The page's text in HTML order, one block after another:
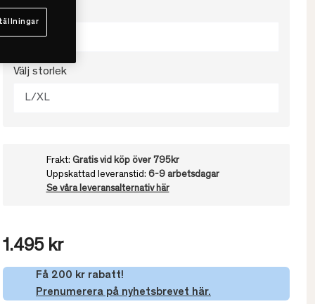
Välj färg
White
Välj storlek
L/XL
Frakt: Gratis vid köp över 795kr
Uppskattad leveranstid: 6-9 arbetsdagar
Se våra leveransalternativ här
1.495 kr
Få 200 kr rabatt!
Prenumerera på nyhetsbrevet här.